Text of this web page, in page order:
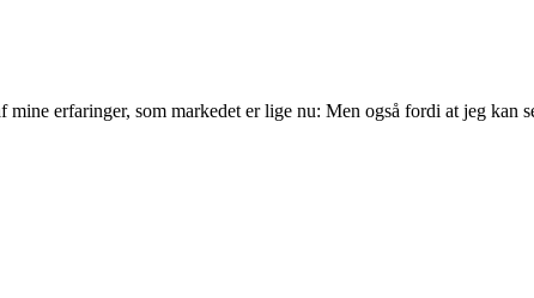
erfaringer, som markedet er lige nu: Men også fordi at jeg